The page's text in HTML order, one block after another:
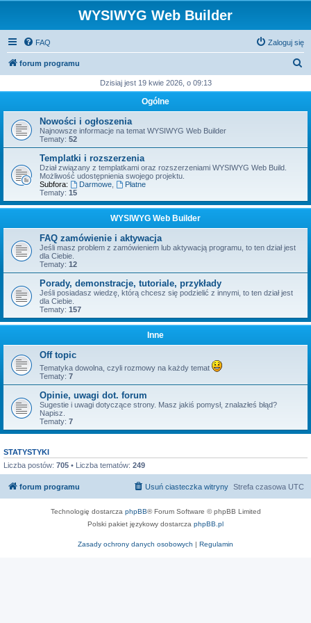
WYSIWYG Web Builder
FAQ Zaloguj się
forum programu
k
j
Dzisiaj jest 19 kwie 2026, o 09:13
Ogólne
Nowości i ogłoszenia
Najnowsze informacje na temat WYSIWYG Web Builder
Tematy: 52
Templatki i rozszerzenia
Dział związany z templatkami oraz rozszerzeniami WYSIWYG Web Build.
Możliwość udostępnienia swojego projektu.
Subfora:
Darmowe,
Płatne
Tematy: 15
WYSIWYG Web Builder
FAQ zamówienie i aktywacja
Jeśli masz problem z zamówieniem lub aktywacją programu, to ten dział jest
dla Ciebie.
Tematy: 12
Porady, demonstracje, tutoriale, przykłady
Jeśli posiadasz wiedzę, którą chcesz się podzielić z innymi, to ten dział jest
dla Ciebie.
Tematy: 157
Inne
Off topic
Tematyka dowolna, czyli rozmowy na każdy temat
Tematy: 7
Opinie, uwagi dot. forum
Sugestie i uwagi dotyczące strony. Masz jakiś pomysł, znalazłeś błąd?
Napisz.
Tematy: 7
STATYSTYKI
Liczba postów: 705 • Liczba tematów: 249
forum programu Strefa czasowa UTC
Usuń ciasteczka witryny
Technologię dostarcza phpBB® Forum Software © phpBB Limited
Polski pakiet językowy dostarcza phpBB.pl
Zasady ochrony danych osobowych | Regulamin